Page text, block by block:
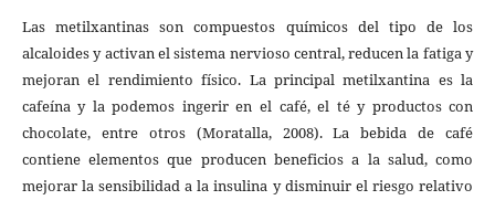
Las metilxantinas son compuestos químicos del tipo de los
alcaloides y activan el sistema nervioso central, reducen la fatiga y
mejoran el rendimiento físico. La principal metilxantina es la
cafeína y la podemos ingerir en el café, el té y productos con
chocolate, entre otros (Moratalla, 2008). La bebida de café
contiene elementos que producen beneficios a la salud, como
mejorar la sensibilidad a la insulina y disminuir el riesgo relativo